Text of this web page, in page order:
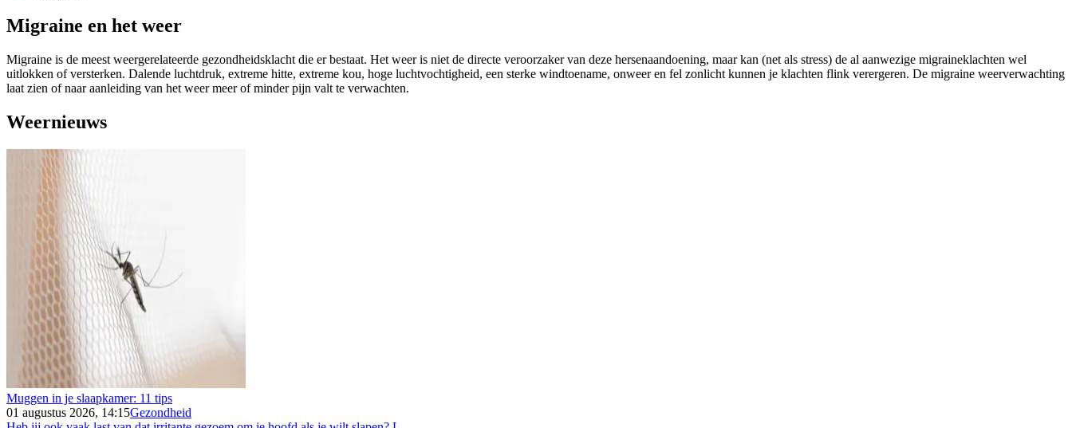
Migraine en het weer
Migraine is de meest weergerelateerde gezondheidsklacht die er bestaat. Het weer is niet de directe veroorzaker van deze hersenaandoening, maar kan (net als stress) de al aanwezige migraineklachten wel
uitlokken of versterken. Dalende luchtdruk, extreme hitte, extreme kou, hoge luchtvochtigheid, een sterke windtoename, onweer en fel zonlicht kunnen je klachten flink verergeren. De migraine weerverwachting
laat zien of naar aanleiding van het weer meer of minder pijn valt te verwachten.
Weernieuws
Muggen in je slaapkamer: 11 tips
01 augustus 2026, 14:15Gezondheid